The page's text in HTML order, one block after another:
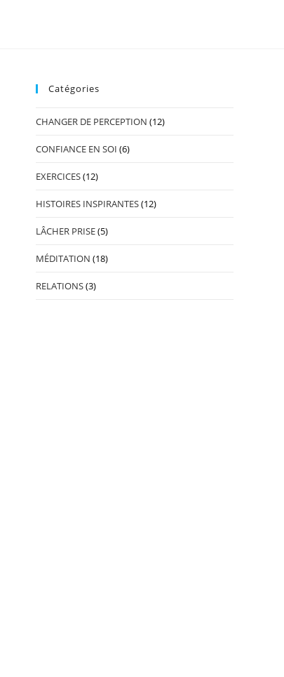
Catégories
CHANGER DE PERCEPTION (12)
CONFIANCE EN SOI (6)
EXERCICES(12)
HISTOIRES INSPIRANTES(12)
LÂCHER PRISE(5)
MÉDITATION (18)
RELATIONS(3)